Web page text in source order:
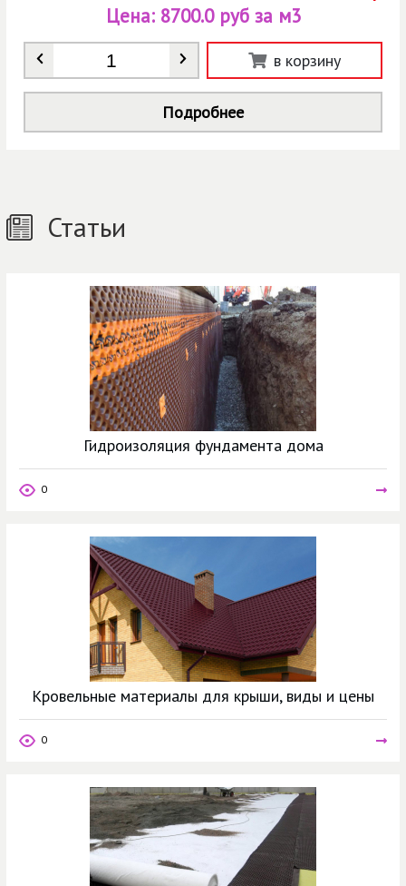
Статьи
Гидроизоляция фундамента дома
0
Кровельные материалы для крыши, виды и цены
0
Количество
Цена: 8700.0 руб за м3
в корзину
Подробнее